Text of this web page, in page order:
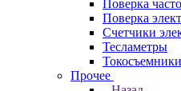
Поверка
Поверка
Счетчики
Тесламетры
Прочее